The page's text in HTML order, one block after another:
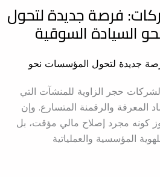
فرصة جديدة لتحول
السيادة السوقية
جديدة لتحول المؤسسات نحو
حجر الزاوية للمنشآت التي
والرقمنة المتسارع. وإن
كونه مجرد إصلاح مالي مؤقت، بل
المؤسسية والعملياتية